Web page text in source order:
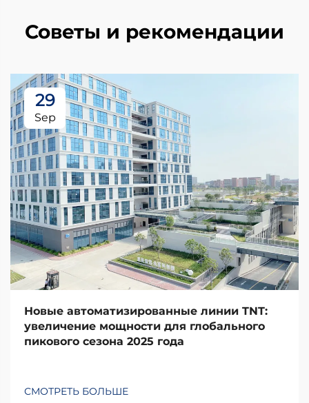
Советы и рекомендации
29
Sep
Новые автоматизированные линии TNT:
увеличение мощности для глобального
пикового сезона 2025 года
СМОТРЕТЬ БОЛЬШЕ